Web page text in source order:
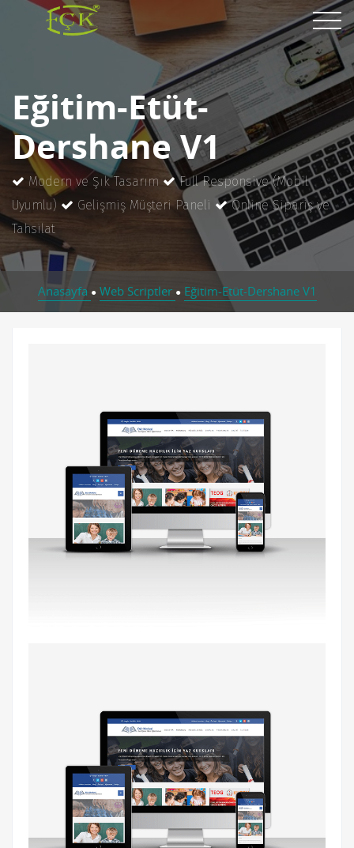
Eğitim-Etüt-
Dershane V1
Modern ve Şık Tasarım
Full Responsive (Mobil
Uyumlu)
Gelişmiş Müşteri Paneli
Online Sipariş ve
Tahsilat
Anasayfa ● Web Scriptler ● Eğitim-Etüt-Dershane V1